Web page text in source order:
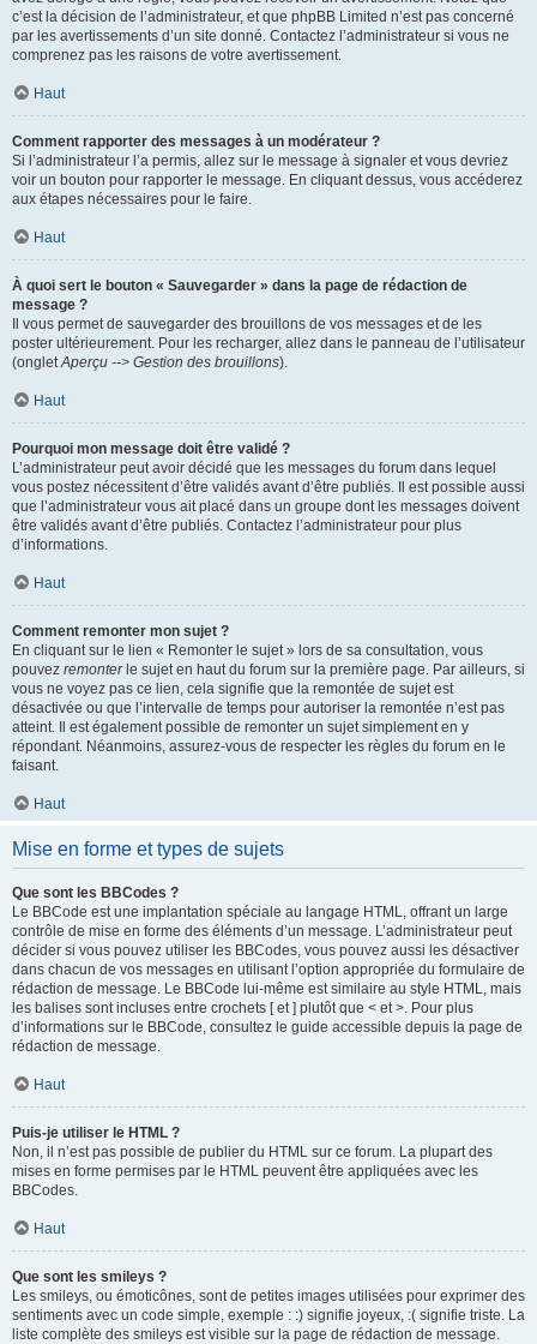
c’est la décision de l’administrateur, et que phpBB Limited n’est pas concerné
par les avertissements d’un site donné. Contactez l’administrateur si vous ne
comprenez pas les raisons de votre avertissement.
Haut
Comment rapporter des messages à un modérateur ?
Si l’administrateur l’a permis, allez sur le message à signaler et vous devriez
voir un bouton pour rapporter le message. En cliquant dessus, vous accéderez
aux étapes nécessaires pour le faire.
Haut
À quoi sert le bouton « Sauvegarder » dans la page de rédaction de
message ?
Il vous permet de sauvegarder des brouillons de vos messages et de les
poster ultérieurement. Pour les recharger, allez dans le panneau de l’utilisateur
(ongletAperçu --> Gestion des brouillons).
Haut
Pourquoi mon message doit être validé ?
L’administrateur peut avoir décidé que les messages du forum dans lequel
vous postez nécessitent d’être validés avant d’être publiés. Il est possible aussi
que l’administrateur vous ait placé dans un groupe dont les messages doivent
être validés avant d’être publiés. Contactez l’administrateur pour plus
d’informations.
Haut
Comment remonter mon sujet ?
En cliquant sur le lien « Remonter le sujet » lors de sa consultation, vous
pouvez remonterle sujet en haut du forum sur la première page. Par ailleurs, si
vous ne voyez pas ce lien, cela signifie que la remontée de sujet est
désactivée ou que l’intervalle de temps pour autoriser la remontée n’est pas
atteint. Il est également possible de remonter un sujet simplement en y
répondant. Néanmoins, assurez-vous de respecter les règles du forum en le
faisant.
Haut
Mise en forme et types de sujets
Que sont les BBCodes ?
Le BBCode est une implantation spéciale au langage HTML, offrant un large
contrôle de mise en forme des éléments d’un message. L’administrateur peut
décider si vous pouvez utiliser les BBCodes, vous pouvez aussi les désactiver
dans chacun de vos messages en utilisant l’option appropriée du formulaire de
rédaction de message. Le BBCode lui-même est similaire au style HTML, mais
les balises sont incluses entre crochets [ et ] plutôt que < et >. Pour plus
d’informations sur le BBCode, consultez le guide accessible depuis la page de
rédaction de message.
Haut
Puis-je utiliser le HTML ?
Non, il n’est pas possible de publier du HTML sur ce forum. La plupart des
mises en forme permises par le HTML peuvent être appliquées avec les
BBCodes.
Haut
Que sont les smileys ?
Les smileys, ou émoticônes, sont de petites images utilisées pour exprimer des
sentiments avec un code simple, exemple : :) signifie joyeux, :( signifie triste. La
liste complète des smileys est visible sur la page de rédaction de message.